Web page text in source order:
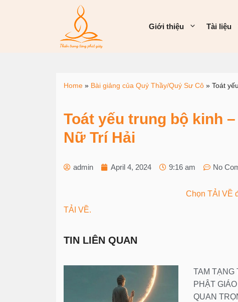
Giới thiệu Tài liệu
Home » Bài giảng của Quý Thầy/Quý Sư Cô » Toát
Toát yếu trung bộ kinh
Nữ Trí Hải
admin April 4, 2024 9:16 am No
Chọn TẢI VỀ
TẢI VỀ.
TIN LIÊN QUAN
TAM TẠNG
PHẬT
QUAN